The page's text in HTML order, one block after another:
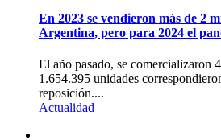
En 2023 se vendieron más de 2
Argentina, pero para 2024 el
El año pasado, se comercializaron
1.654.395 unidades
reposición....
Actualidad